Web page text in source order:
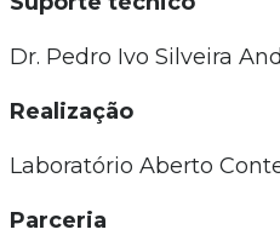
Dr. Pedro Ivo Silveira
Realização
Laboratório Aberto
Parceria